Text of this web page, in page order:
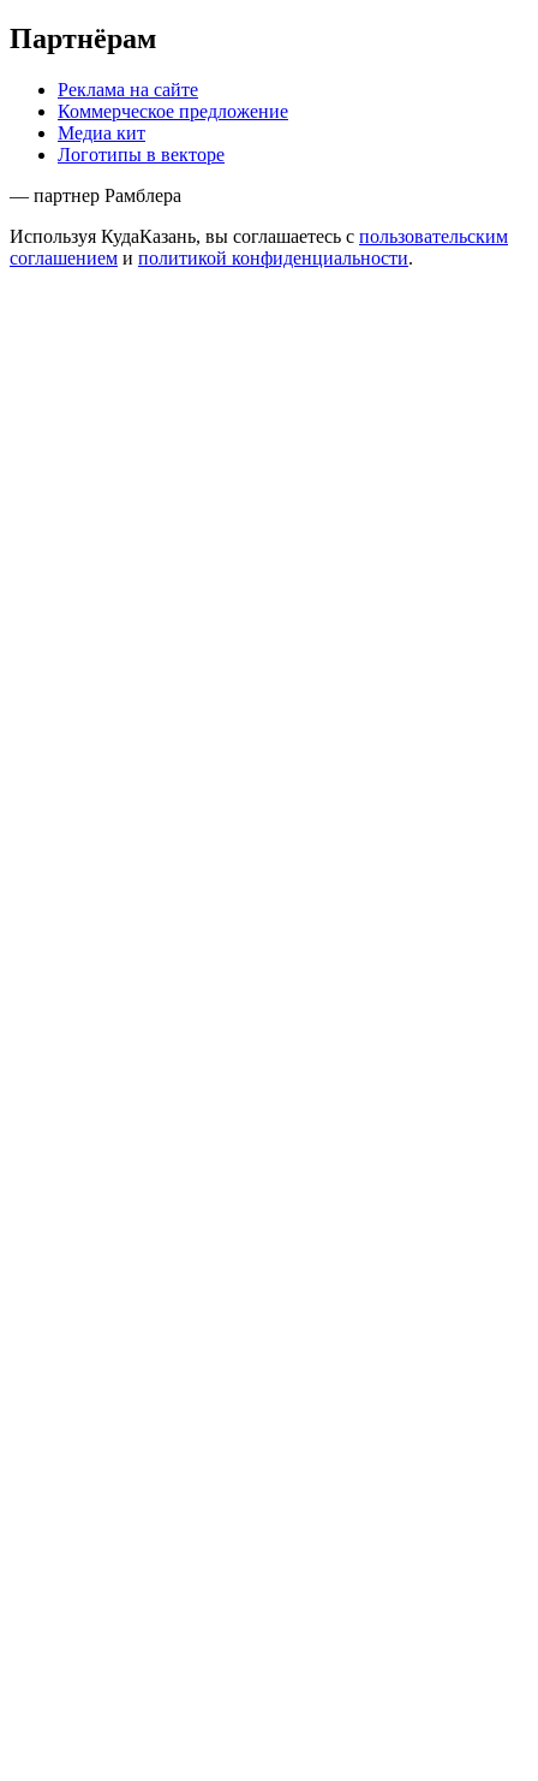
Партнёрам
Реклама на сайте
Коммерческое предложение
Медиа кит
Логотипы в векторе
— партнер Рамблера
Используя КудаКазань, вы соглашаетесь с пользовательским
соглашением и политикой конфиденциальности.